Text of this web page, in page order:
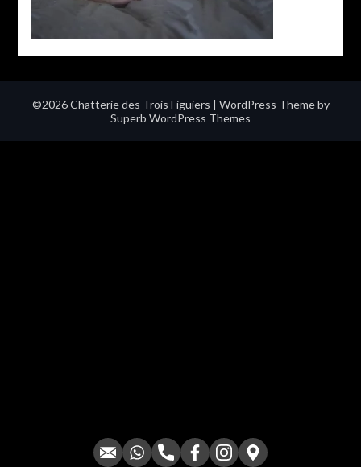
©2026 Chatterie des Trois Figuiers | WordPress Theme by
Superb WordPress Themes